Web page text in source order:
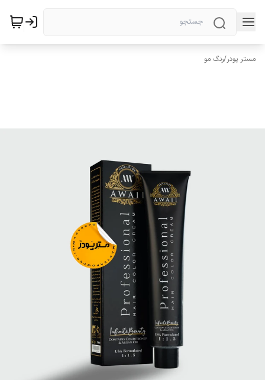
مستر پودر/رنگ مو